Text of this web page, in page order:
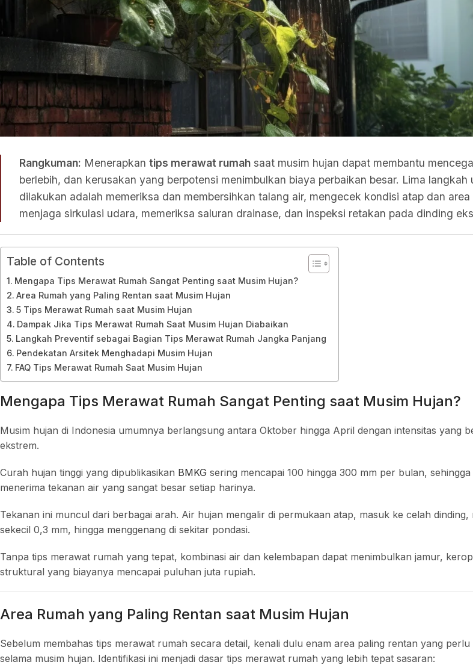
Rangkuman: Menerapkan tips merawat rumah saat musim hujan dapat membantu
berlebih, dan kerusakan yang berpotensi menimbulkan biaya perbaikan besar. Lima langkah
dilakukan adalah memeriksa dan membersihkan talang air, mengecek kondisi atap dan
menjaga sirkulasi udara, memeriksa saluran drainase, dan inspeksi retakan pada dinding
Table of Contents
Mengapa Tips Merawat Rumah Sangat Penting saat Musim Hujan?
Area Rumah yang Paling Rentan saat Musim Hujan
5 Tips Merawat Rumah saat Musim Hujan
Dampak Jika Tips Merawat Rumah Saat Musim Hujan Diabaikan
Langkah Preventif sebagai Bagian Tips Merawat Rumah Jangka Panjang
Pendekatan Arsitek Menghadapi Musim Hujan
FAQ Tips Merawat Rumah Saat Musim Hujan
Mengapa Tips Merawat Rumah Sangat Penting saat Musim Hujan?
Musim hujan di Indonesia umumnya berlangsung antara Oktober hingga April dengan intensitas yang
ekstrem.
Curah hujan tinggi yang dipublikasikan BMKG sering mencapai 100 hingga 300 mm per bulan,
menerima tekanan air yang sangat besar setiap harinya.
Tekanan ini muncul dari berbagai arah. Air hujan mengalir di permukaan atap, masuk ke celah
sekecil 0,3 mm, hingga menggenang di sekitar pondasi.
Tanpa tips merawat rumah yang tepat, kombinasi air dan kelembapan dapat menimbulkan jamur,
struktural yang biayanya mencapai puluhan juta rupiah.
Area Rumah yang Paling Rentan saat Musim Hujan
Sebelum membahas tips merawat rumah secara detail, kenali dulu enam area paling rentan yang
selama musim hujan. Identifikasi ini menjadi dasar tips merawat rumah yang lebih tepat sasaran: